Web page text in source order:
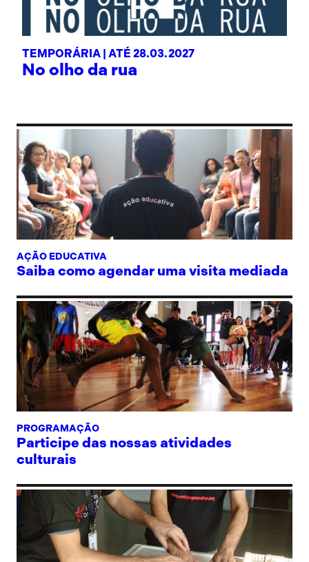
TEMPORÁRIA | ATÉ 28.03.2027
No olho da rua
AÇÃO EDUCATIVA
Saiba como agendar uma visita mediada
PROGRAMAÇÃO
Participe das nossas atividades
culturais